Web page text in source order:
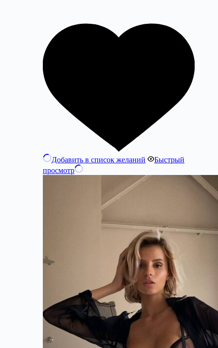
Добавить в список желаний
Быстрый
просмотр